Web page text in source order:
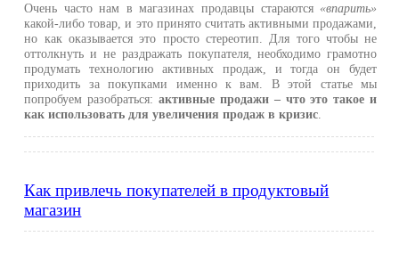
Очень часто нам в магазинах продавцы стараются «впарить»
какой-либо товар, и это принято считать активными продажами,
но как оказывается это просто стереотип. Для того чтобы не
оттолкнуть и не раздражать покупателя, необходимо грамотно
продумать технологию активных продаж, и тогда он будет
приходить за покупками именно к вам. В этой статье мы
попробуем разобраться: активные продажи – что это такое и
как использовать для увеличения продаж в кризис.
Как привлечь покупателей в продуктовый
магазин